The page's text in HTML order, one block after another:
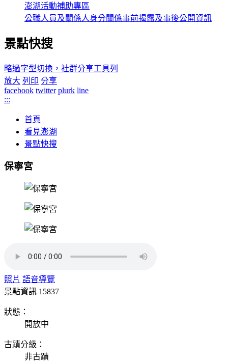
澎湖活動補助專區
公職人員及關係人身分關係事前揭露及事後公開資訊
景點快搜
略過字型切換，社群分享工具列
放大 列印 分享
facebook twitter plurk line
:::
首頁
看見澎湖
景點快搜
保寧宮
照片 語音導覽
景點資訊 15837
狀態：
開放中
古蹟分級：
非古蹟